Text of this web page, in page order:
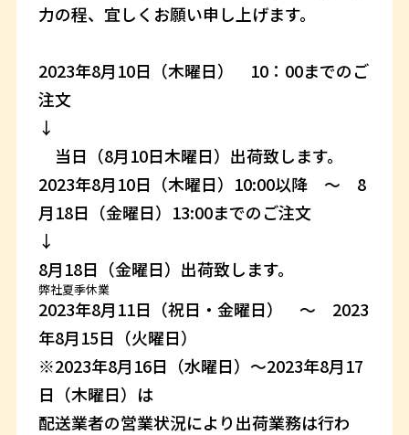
力の程、宜しくお願い申し上げます。
2023年8月10日（木曜日） 10：00までのご
注文
↓
当日（8月10日木曜日）出荷致します。
2023年8月10日（木曜日）10:00以降 ～ 8
月18日（金曜日）13:00までのご注文
↓
8月18日（金曜日）出荷致します。
弊社夏季休業
2023年8月11日（祝日・金曜日） ～ 2023
年8月15日（火曜日）
※2023年8月16日（水曜日）～2023年8月17
日（木曜日）は
配送業者の営業状況により出荷業務は行わ